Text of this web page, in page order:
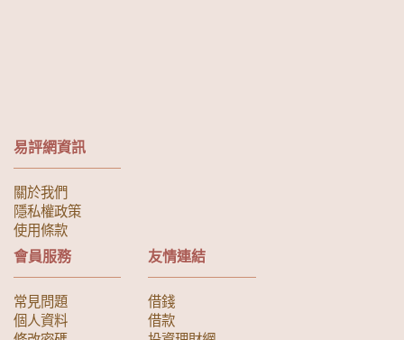
易評網資訊
關於我們
隱私權政策
使用條款
會員服務
常見問題
個人資料
友情連結
借錢
借款